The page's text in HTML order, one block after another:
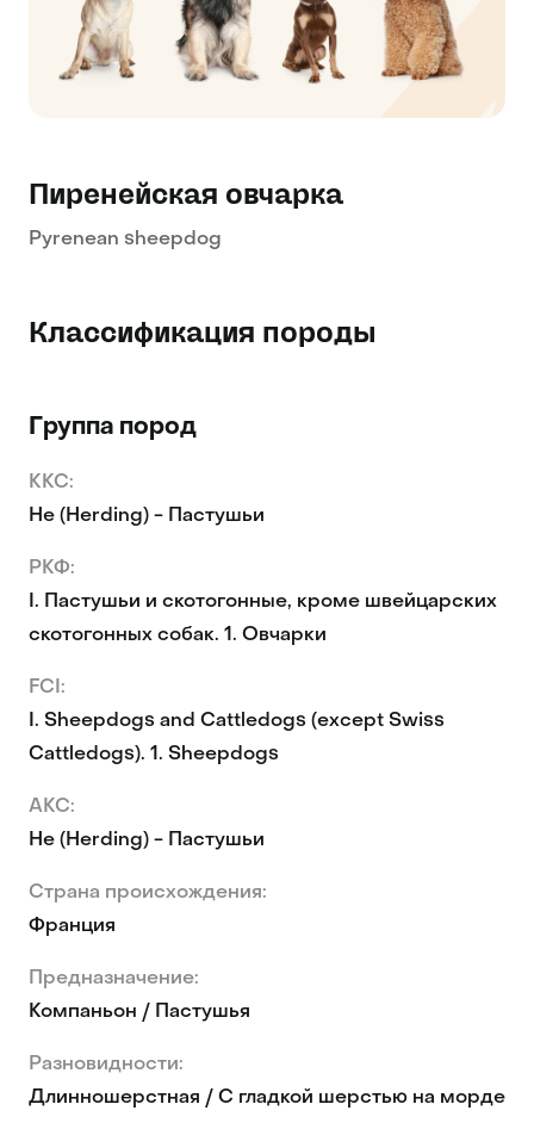
Пиренейская овчарка
Pyrenean sheepdog
Классификация породы
Группа пород
KKC:
He (Herding) - Пастушьи
РКФ:
I. Пастушьи и скотогонные, кроме швейцарских
скотогонных собак. 1. Овчарки
FCI:
I. Sheepdogs and Cattledogs (except Swiss
Cattledogs). 1. Sheepdogs
AKC:
He (Herding) - Пастушьи
Страна происхождения:
Франция
Предназначение:
Компаньон / Пастушья
Разновидности:
Длинношерстная / С гладкой шерстью на морде